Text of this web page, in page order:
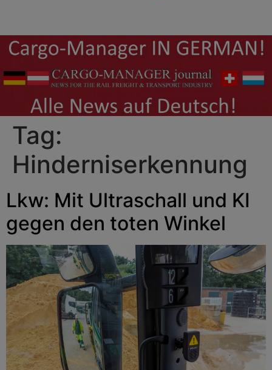
Tag:
Hinderniserkennung
Lkw: Mit Ultraschall und KI
gegen den toten Winkel